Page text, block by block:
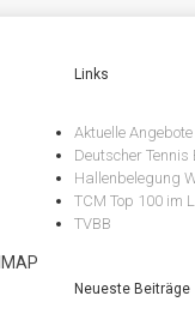
Links
Aktuelle Angebote
Deutscher Tennis
Hallenbelegung
TCM Top 100 im
TVBB
Neueste Beiträge